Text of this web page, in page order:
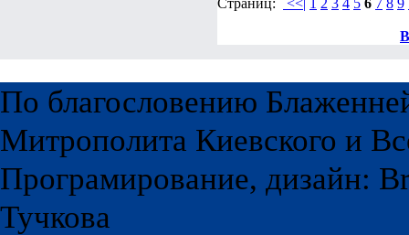
Страниц: <<| 1 2 3 4 5 6 7 8 9
По благословению
Митрополита Киевского и
Програмирование, дизайн:
Тучкова